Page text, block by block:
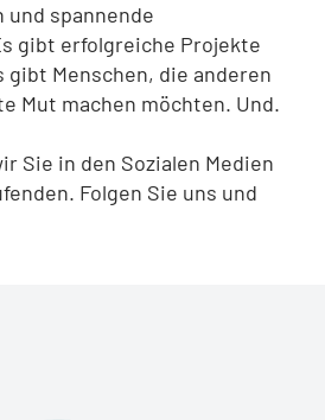
und spannende
gibt erfolgreiche Projekte
Menschen, die anderen
Mut machen möchten. Und.
Sie in den Sozialen Medien
Folgen Sie uns und